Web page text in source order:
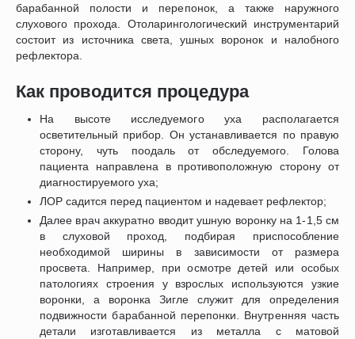
барабанной полости и перепонок, а также наружного
слухового прохода. Отоларингологический инструментарий
состоит из источника света, ушных воронок и налобного
рефлектора.
Как проводится процедура
На высоте исследуемого уха располагается
осветительный прибор. Он устанавливается по правую
сторону, чуть поодаль от обследуемого. Голова
пациента направлена в противоположную сторону от
диагностируемого уха;
ЛОР садится перед пациентом и надевает рефлектор;
Далее врач аккуратно вводит ушную воронку на 1-1,5 см
в слуховой проход, подбирая приспособление
необходимой ширины в зависимости от размера
просвета. Например, при осмотре детей или особых
патологиях строения у взрослых используются узкие
воронки, а воронка Зигле служит для определения
подвижности барабанной перепонки. Внутренняя часть
детали изготавливается из металла с матовой